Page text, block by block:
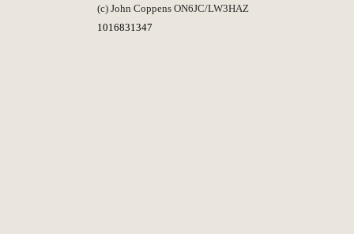
(c) John Coppens ON6JC/LW3HAZ
1016831347